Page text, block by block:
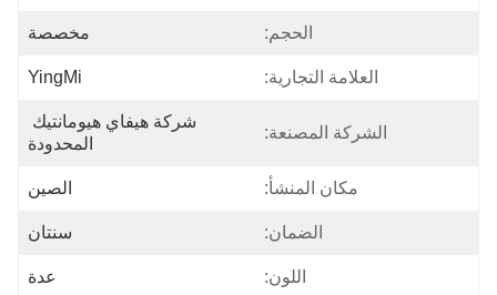
الحجم: مخصصة
العلامة التجارية: YingMi
الشركة المصنعة:
المحدودة
مكان المنشأ: الصين
الضمان: سنتان
اللون: عدة